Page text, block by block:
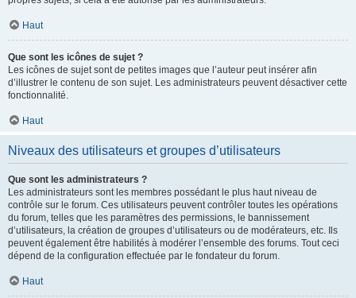
Haut
Que sont les icônes de sujet ?
Les icônes de sujet sont de petites images que l’auteur peut insérer afin
d’illustrer le contenu de son sujet. Les administrateurs peuvent désactiver cette
fonctionnalité.
Haut
Niveaux des utilisateurs et groupes d’utilisateurs
Que sont les administrateurs ?
Les administrateurs sont les membres possédant le plus haut niveau de
contrôle sur le forum. Ces utilisateurs peuvent contrôler toutes les opérations
du forum, telles que les paramètres des permissions, le bannissement
d’utilisateurs, la création de groupes d’utilisateurs ou de modérateurs, etc. Ils
peuvent également être habilités à modérer l’ensemble des forums. Tout ceci
dépend de la configuration effectuée par le fondateur du forum.
Haut